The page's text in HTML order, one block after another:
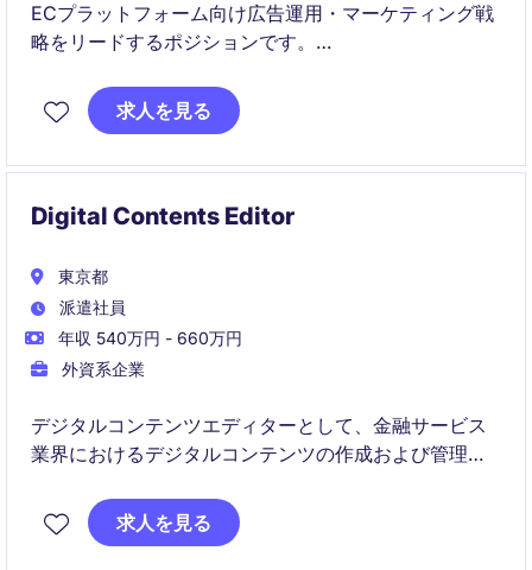
ECプラットフォーム向け広告運用・マーケティング戦
略をリードするポジションです。
データを活用しながら売上拡大と広告成果向上を推進
します。
求人を見る
Digital Contents Editor
東京都
派遣社員
年収 540万円 - 660万円
外資系企業
デジタルコンテンツエディターとして、金融サービス
業界におけるデジタルコンテンツの作成および管理を
テンツを提供することで、部門の目標達成に貢献して
いただきます。
求人を見る